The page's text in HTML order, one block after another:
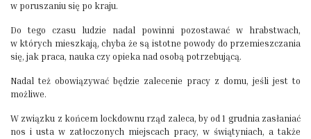
w poruszaniu się po kraju.
Do tego czasu ludzie nadal powinni pozostawać w hrabstwach,
w których mieszkają, chyba że są istotne powody do przemieszczania
się, jak praca, nauka czy opieka nad osobą potrzebującą.
Nadal też obowiązywać będzie zalecenie pracy z domu, jeśli jest to
możliwe.
W związku z końcem lockdownu rząd zaleca, by od 1 grudnia zasłaniać
nos i usta w zatłoczonych miejscach pracy, w świątyniach, a także